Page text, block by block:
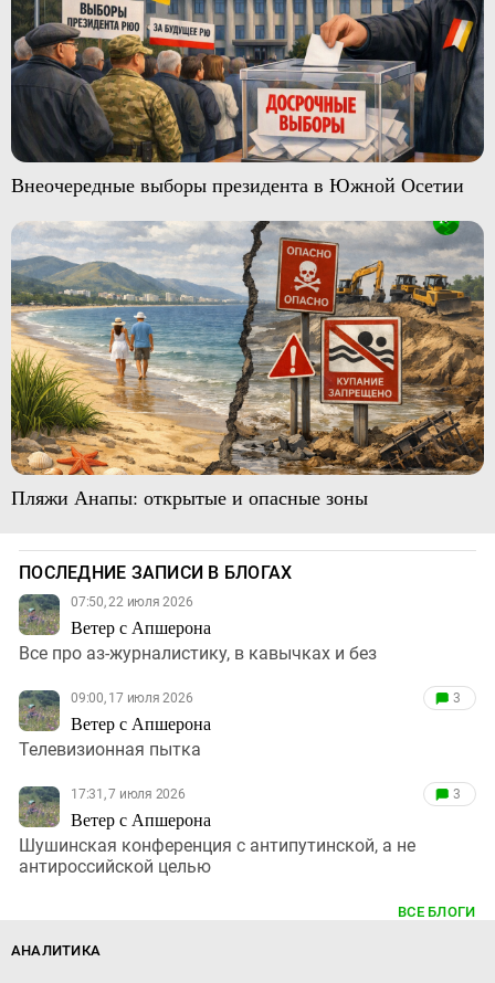
Внеочередные выборы президента в Южной Осетии
Пляжи Анапы: открытые и опасные зоны
ПОСЛЕДНИЕ ЗАПИСИ В БЛОГАХ
07:50, 22 июля 2026
Ветер с Апшерона
Все про аз-журналистику, в кавычках и без
09:00, 17 июля 2026
Ветер с Апшерона
3
Телевизионная пытка
17:31, 7 июля 2026
Ветер с Апшерона
3
Шушинская конференция с антипутинской, а не
антироссийской целью
ВСЕ БЛОГИ
АНАЛИТИКА